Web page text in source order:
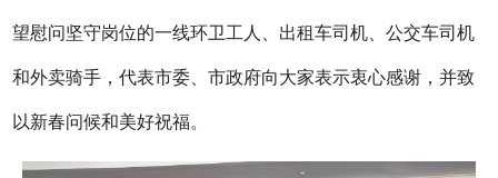
望慰问坚守岗位的一线环卫工人、出租车司机、公交车司机
和外卖骑手，代表市委、市政府向大家表示衷心感谢，并致
以新春问候和美好祝福。